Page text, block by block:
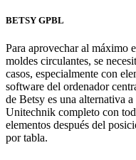
BETSY GPBL
Para aprovechar al máximo
moldes circulantes, se
casos, especialmente con
software del ordenador
de Betsy es una alternativa
Unitechnik completo con
elementos después del
por tabla.